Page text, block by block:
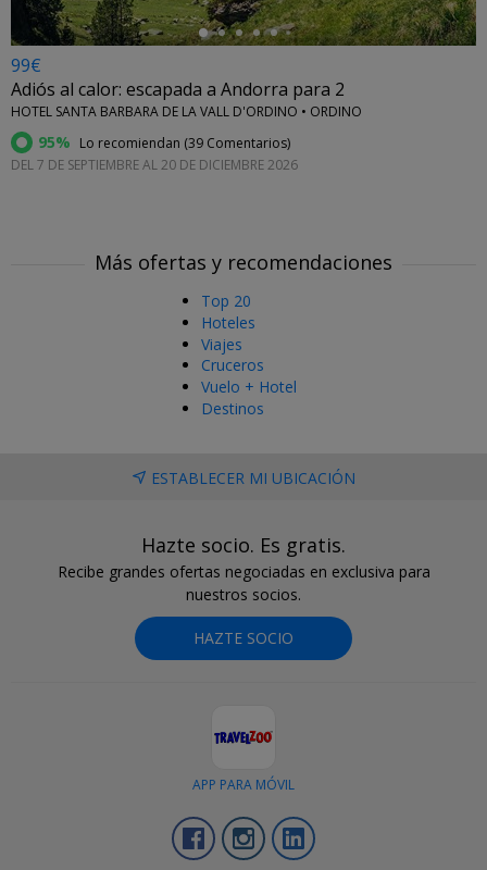
99€
Adiós al calor: escapada a Andorra para 2
HOTEL SANTA BARBARA DE LA VALL D'ORDINO • ORDINO
95% Lo recomiendan (39 Comentarios)
DEL 7 DE SEPTIEMBRE AL 20 DE DICIEMBRE 2026
Más ofertas y recomendaciones
Top 20
Hoteles
Viajes
Cruceros
Vuelo + Hotel
Destinos
ESTABLECER MI UBICACIÓN
Hazte socio. Es gratis.
Recibe grandes ofertas negociadas en exclusiva para
nuestros socios.
HAZTE SOCIO
APP PARA MÓVIL
FacebookInstagram